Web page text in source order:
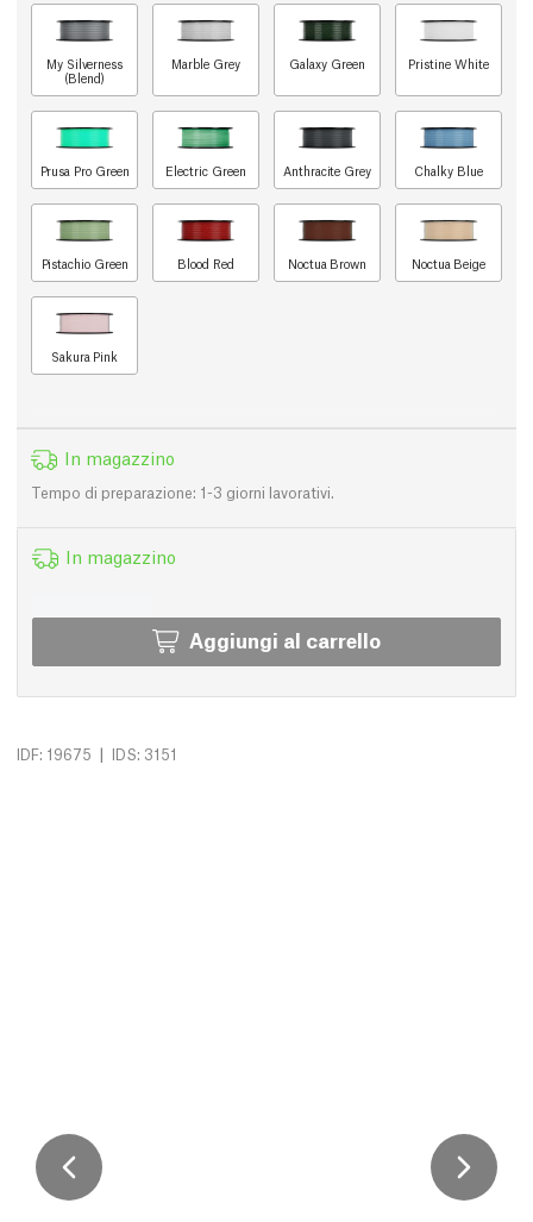
My Silverness
(Blend)
Marble Grey Galaxy Green Pristine White
Prusa Pro Green Electric Green Anthracite Grey Chalky Blue
Pistachio Green Blood Red Noctua Brown Noctua Beige
Sakura Pink
In magazzino
Tempo di preparazione: 1-3 giorni lavorativi.
In magazzino
Aggiungi al carrello
IDF: 19675 | IDS: 3151